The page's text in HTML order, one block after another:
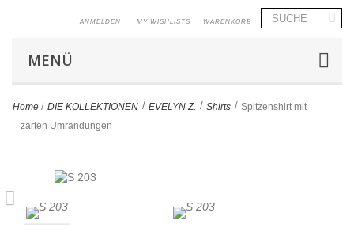
WARENKORB
MY WISHLISTS
ANMELDEN
MENÜ
Home / DIE KOLLEKTIONEN > EVELYN Z. > Shirts > Spitzenshirt mit
zarten Umrandungen